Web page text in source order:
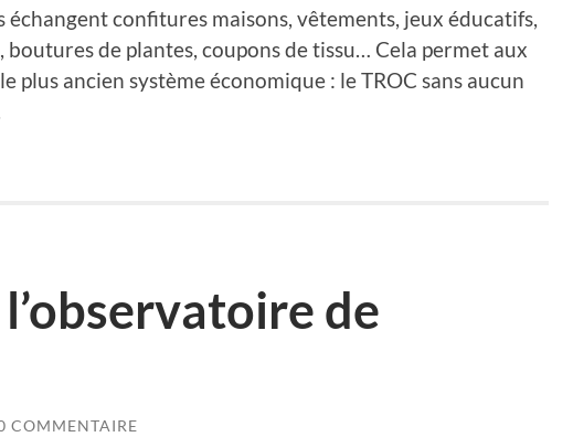
échangent confitures maisons, vêtements, jeux éducatifs,
de plantes, coupons de tissu… Cela permet aux
plus ancien système économique : le TROC sans aucun
de
COMMENTAIRE